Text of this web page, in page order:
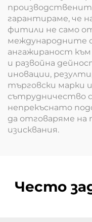
гарантираме, че
фитили не само
международните
ангажираност
и развойна
иновации,
търговски марки
сътрудничество
непрекъснато
да отговаряме на
изисквания.
Често